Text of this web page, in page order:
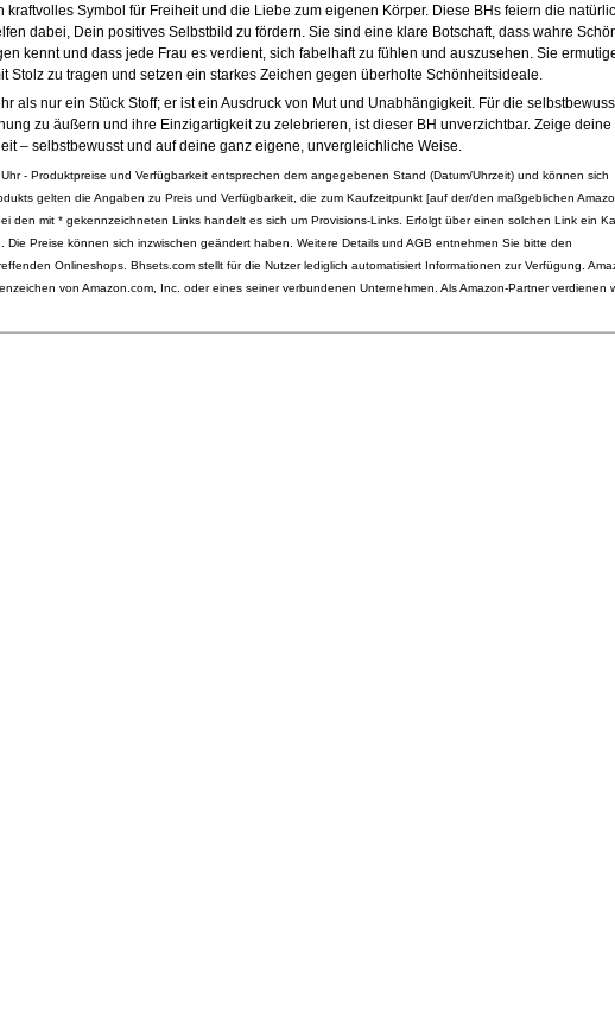
kraftvolles Symbol für Freiheit und die Liebe zum eigenen Körper. Diese BHs feiern die
dabei, Dein positives Selbstbild zu fördern. Sie sind eine klare Botschaft, dass wahre
kennt und dass jede Frau es verdient, sich fabelhaft zu fühlen und auszusehen. Sie
Stolz zu tragen und setzen ein starkes Zeichen gegen überholte Schönheitsideale.
als nur ein Stück Stoff; er ist ein Ausdruck von Mut und Unabhängigkeit. Für die
zu äußern und ihre Einzigartigkeit zu zelebrieren, ist dieser BH unverzichtbar. Zeige deine
– selbstbewusst und auf deine ganz eigene, unvergleichliche Weise.
- Produktpreise und Verfügbarkeit entsprechen dem angegebenen Stand (Datum/Uhrzeit) und können sich
gelten die Angaben zu Preis und Verfügbarkeit, die zum Kaufzeitpunkt [auf der/den maßgeblichen
den mit * gekennzeichneten Links handelt es sich um Provisions-Links. Erfolgt über einen solchen Link ein
Die Preise können sich inzwischen geändert haben. Weitere Details und AGB entnehmen Sie bitte den
Onlineshops. Bhsets.com stellt für die Nutzer lediglich automatisiert Informationen zur Verfügung.
von Amazon.com, Inc. oder eines seiner verbundenen Unternehmen. Als Amazon-Partner verdienen